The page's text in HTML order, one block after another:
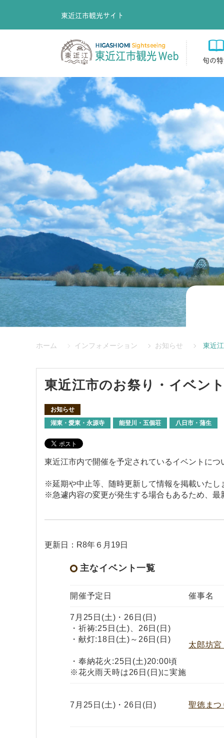
東近江市観光サイト
旬の
ホーム インフォメーション お知らせ 東近
東近江市のお祭り・イベン
お知らせ
湖東・愛東・永源寺
能登川・五個荘 八日市・蒲生
東近江市内で開催を予定されているイベントに
※延期や中止等、随時更新して情報を掲載いたし
※急遽内容の変更が発生する場合もあるため、
更新日：R8年６月19日
主なイベント一覧
開催予定日 催事名
7月25日(土)・26日(日)
・祈祷:25日(土)、26日(日)
・献灯:18日(土)～26日(日)
・奉納花火:25日(土)20:00頃
※花火雨天時は26日(日)に実施
太郎坊
7月25日(土)・26日(日) 聖徳ま